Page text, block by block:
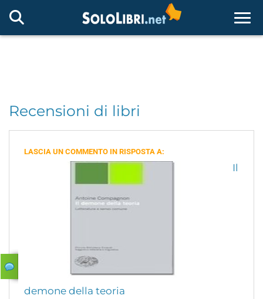
Recensioni di libri
LASCIA UN COMMENTO IN RISPOSTA A:
Il
demone della teoria